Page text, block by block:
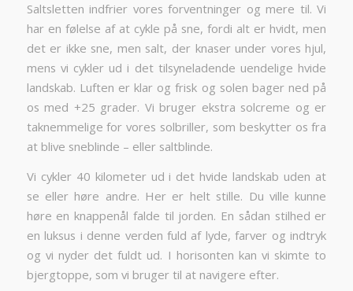
Saltsletten indfrier vores forventninger og mere til. Vi
har en følelse af at cykle på sne, fordi alt er hvidt, men
det er ikke sne, men salt, der knaser under vores hjul,
mens vi cykler ud i det tilsyneladende uendelige hvide
landskab. Luften er klar og frisk og solen bager ned på
os med +25 grader. Vi bruger ekstra solcreme og er
taknemmelige for vores solbriller, som beskytter os fra
at blive sneblinde – eller saltblinde.
Vi cykler 40 kilometer ud i det hvide landskab uden at
se eller høre andre. Her er helt stille. Du ville kunne
høre en knappenål falde til jorden. En sådan stilhed er
en luksus i denne verden fuld af lyde, farver og indtryk
og vi nyder det fuldt ud. I horisonten kan vi skimte to
bjergtoppe, som vi bruger til at navigere efter.